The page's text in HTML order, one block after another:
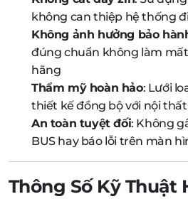
không can thiệp hệ thống
Không ảnh hưởng bảo
đúng chuẩn không làm
hãng
Thẩm mỹ hoàn hảo: Lưới
thiết kế đồng bộ với nội thất
An toàn tuyệt đối: Không
BUS hay báo lỗi trên màn
Thông Số Kỹ Thuật